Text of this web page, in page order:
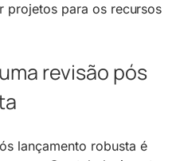
projetos para os recursos
revisão pós
lançamento robusta é